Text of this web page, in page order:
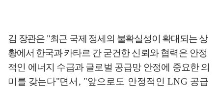
김 장관은 "최근 국제 정세의 불확실성이 확대되는 상
황에서 한국과 카타르 간 굳건한 신뢰와 협력은 안정
적인 에너지 수급과 글로벌 공급망 안정에 중요한의
미를 갖는다"면서 , "앞으로도 안정적인LNG 공급